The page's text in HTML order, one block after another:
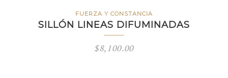
FUERZA Y CONSTANCIA
SILLÓN LINEAS DIFUMINADAS
$8,100.00